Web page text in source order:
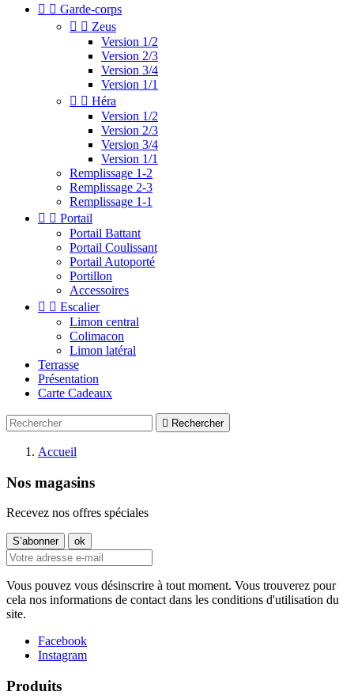
  Garde-corps
  Zeus
Version 1/2
Version 2/3
Version 3/4
Version 1/1
  Héra
Version 1/2
Version 2/3
Version 3/4
Version 1/1
Remplissage 1-2
Remplissage 2-3
Remplissage 1-1
  Portail
Portail Battant
Portail Coulissant
Portail Autoporté
Portillon
Accessoires
  Escalier
Limon central
Colimacon
Limon latéral
Terrasse
Présentation
Carte Cadeaux
 Rechercher
Accueil
Nos magasins
Recevez nos offres spéciales
Vous pouvez vous désinscrire à tout moment. Vous trouverez pour
cela nos informations de contact dans les conditions d'utilisation du
site.
Facebook
Instagram
Produits